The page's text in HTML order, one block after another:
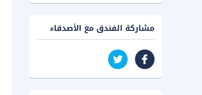
مشاركة الفندق مع الأصدقاء